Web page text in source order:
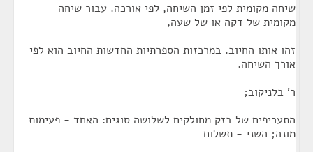
שיחה מקומית לפי זמן השיחה, לפי אורכה. עבור שיחה
מקומית של דקה או של שעה,
זהו אותו החיוב. במרכזות הספרתיות החדשות החיוב הוא לפי
אורך השיחה.
ר' בלניקוב;
התעריפים של בזק מחולקים לשלושה סוגים: האחד - פעימות
מונה; השני - תשלום